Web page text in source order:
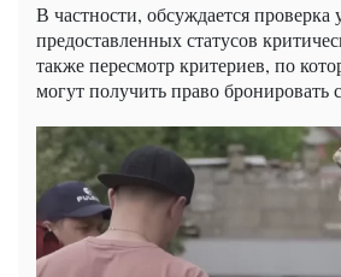
В частности, обсуждается проверка
предоставленных статусов
также пересмотр критериев, по
могут получить право бронировать